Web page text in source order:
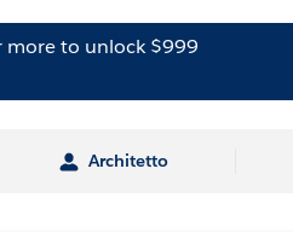
more to unlock $999
Architetto